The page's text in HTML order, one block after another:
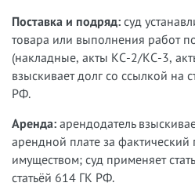
Поставка и подряд: суд
товара или выполнения работ
(накладные, акты КС-2/КС-3,
взыскивает долг со ссылкой на
РФ.
Аренда: арендодатель
арендной плате за
имуществом; суд применяет
статьёй 614 ГК РФ.